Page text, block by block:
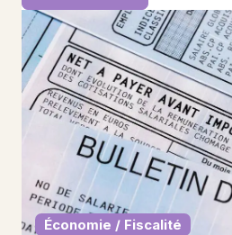
Économie / Fiscalité